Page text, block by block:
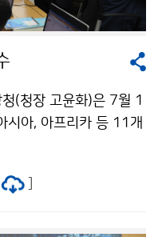
(청장 고윤화)은 7월 1
아, 아프리카 등 11개
을 위해 공적개발원조